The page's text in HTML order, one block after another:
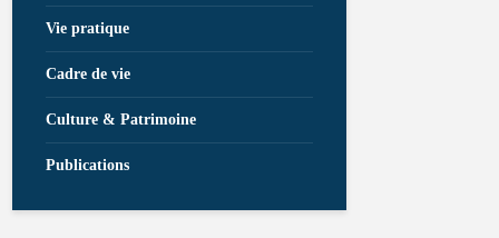
Vie pratique
Cadre de vie
Culture & Patrimoine
Publications